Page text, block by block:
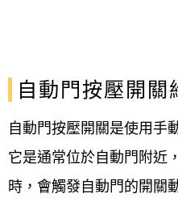
自動門按壓開關
自動門按壓開關是使用手
它是通常位於自動門附近
時，會觸發自動門的開關